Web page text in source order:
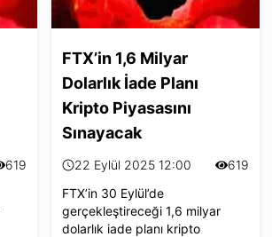
619
FTX’in 1,6 Milyar
Dolarlık İade Planı
Kripto Piyasasını
Sınayacak
22 Eylül 2025 12:00
619
FTX’in 30 Eylül’de
gerçekleştireceği 1,6 milyar
dolarlık iade planı kripto